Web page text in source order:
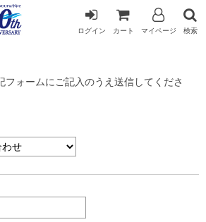
ログイン カート マイページ 検索
フォームにご記入のうえ送信してくださ